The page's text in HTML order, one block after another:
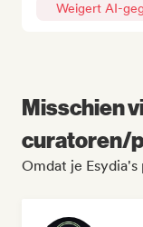
Weigert AI-
Misschien
curatoren/
Omdat je